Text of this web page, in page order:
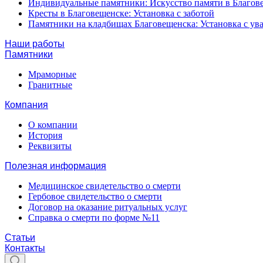
Индивидуальные памятники: Искусство памяти в
Кресты в Благовещенске: Установка с заботой
Памятники на кладбищах Благовещенска: Установка с
Наши работы
Памятники
Мраморные
Гранитные
Компания
О компании
История
Реквизиты
Полезная информация
Медицинское свидетельство о смерти
Гербовое свидетельство о смерти
Договор на оказание ритуальных услуг
Справка о смерти по форме №11
Статьи
Контакты